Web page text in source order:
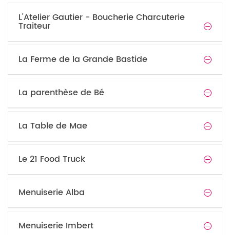
L'Atelier Gautier - Boucherie Charcuterie
Traiteur
La Ferme de la Grande Bastide
La parenthèse de Bé
La Table de Mae
Le 21 Food Truck
Menuiserie Alba
Menuiserie Imbert